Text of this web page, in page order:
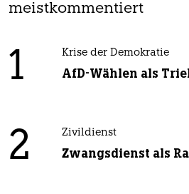
meistkommentiert
1 Krise der Demokratie
AfD-Wählen als
2 Zivildienst
Zwangsdienst als